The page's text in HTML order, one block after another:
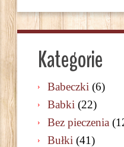
Kategorie
Babeczki (6)
Babki (22)
Bez pieczenia
Bułki (41)